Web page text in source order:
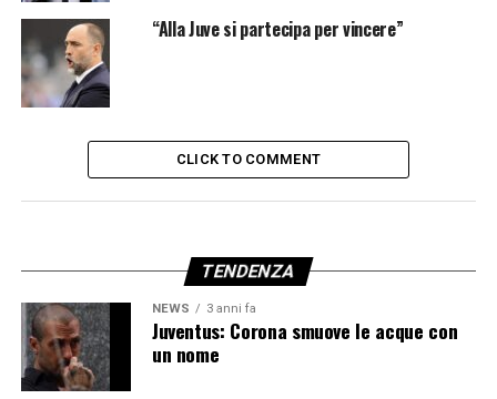
“Alla Juve si partecipa per vincere”
CLICK TO COMMENT
TENDENZA
NEWS 3 anni fa
Juventus: Corona smuove le acque con
un nome